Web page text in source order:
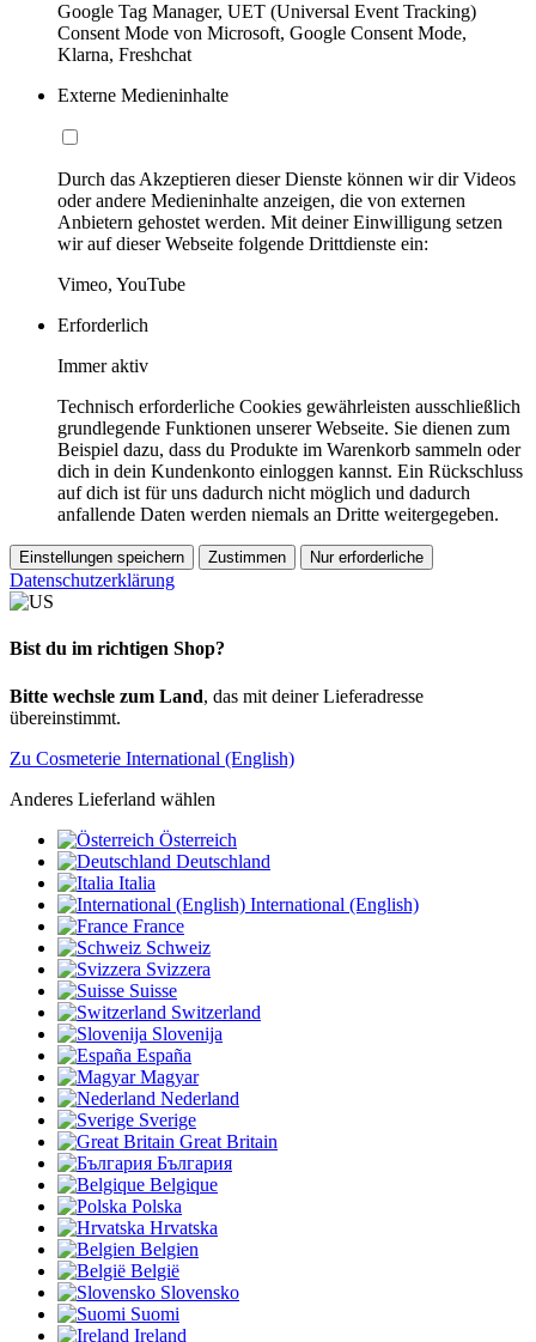
Google Tag Manager, UET (Universal Event Tracking)
Consent Mode von Microsoft, Google Consent Mode,
Klarna, Freshchat
Externe Medieninhalte
Durch das Akzeptieren dieser Dienste können wir dir Videos
oder andere Medieninhalte anzeigen, die von externen
Anbietern gehostet werden. Mit deiner Einwilligung setzen
wir auf dieser Webseite folgende Drittdienste ein:
Vimeo, YouTube
Erforderlich
Immer aktiv
Technisch erforderliche Cookies gewährleisten ausschließlich
grundlegende Funktionen unserer Webseite. Sie dienen zum
Beispiel dazu, dass du Produkte im Warenkorb sammeln oder
dich in dein Kundenkonto einloggen kannst. Ein Rückschluss
auf dich ist für uns dadurch nicht möglich und dadurch
anfallende Daten werden niemals an Dritte weitergegeben.
Einstellungen speichern Zustimmen Nur erforderliche
Datenschutzerklärung
Bist du im richtigen Shop?
Bitte wechsle zum Land, das mit deiner Lieferadresse
übereinstimmt.
Zu Cosmeterie International (English)
Anderes Lieferland wählen
Österreich
Deutschland
Italia
International (English)
France
Schweiz
Svizzera
Suisse
Switzerland
Slovenija
España
Magyar
Nederland
Sverige
Great Britain
България
Belgique
Polska
Hrvatska
Belgien
België
Slovensko
Suomi
Ireland